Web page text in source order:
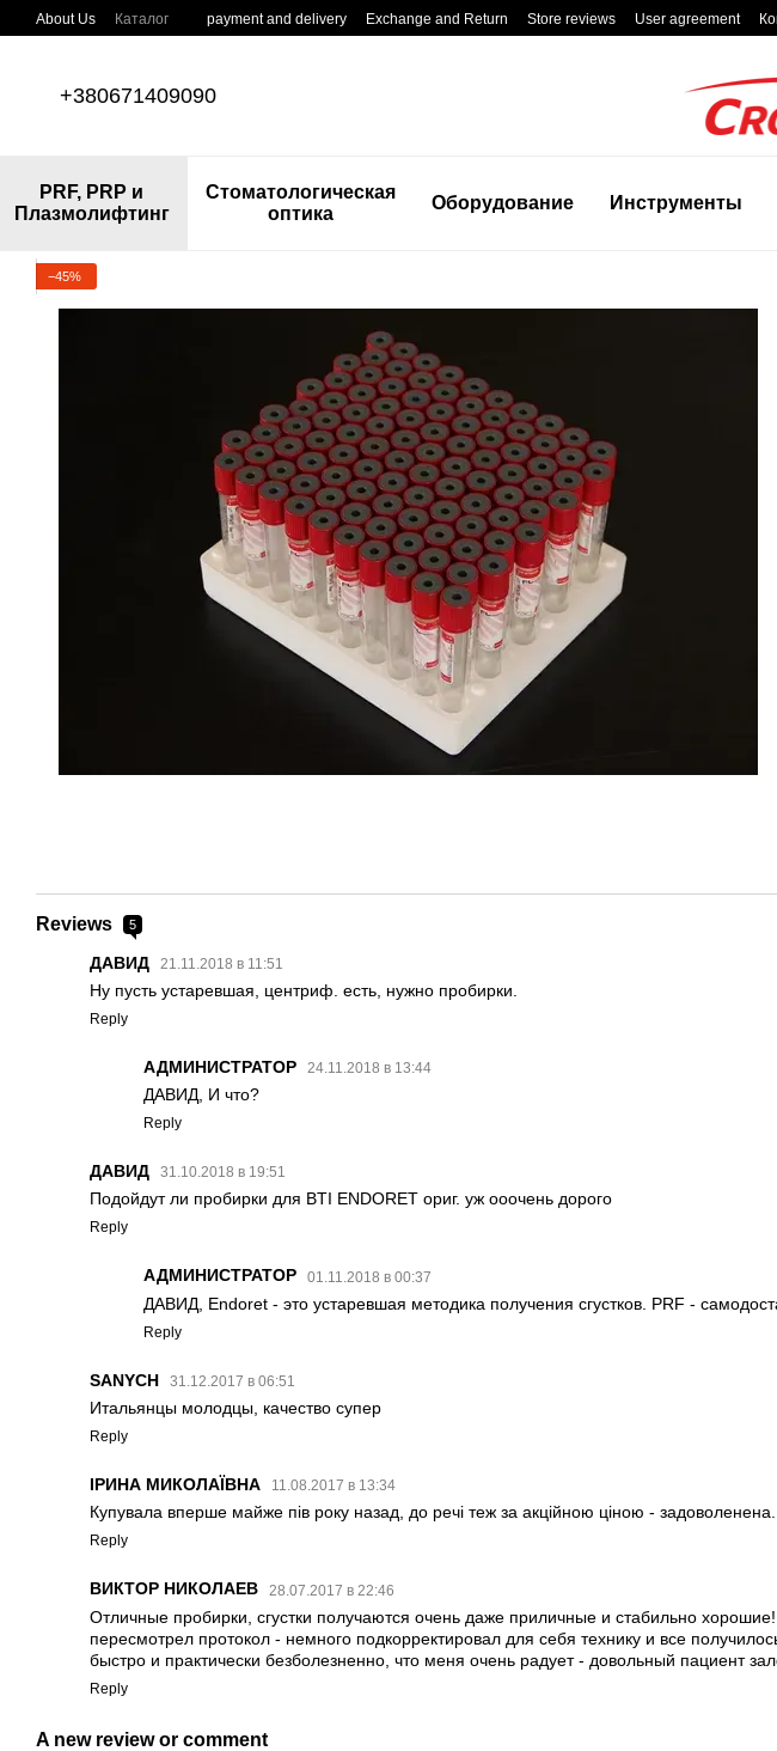
Skip to main content
About Us Каталог payment and delivery Exchange and Return Store reviews User agreement
+380671409090
PRF, PRP и
Плазмолифтинг
Стоматологическая
оптика
Оборудование Инструменты
−45%
Reviews 5
ДАВИД 21.11.2018 в 11:51
Ну пусть устаревшая, центриф. есть, нужно пробирки.
Reply
АДМИНИСТРАТОР 24.11.2018 в 13:44
ДАВИД, И что?
Reply
ДАВИД 31.10.2018 в 19:51
Подойдут ли пробирки для BTI ENDORET ориг. уж ооочень дорого
Reply
АДМИНИСТРАТОР 01.11.2018 в 00:37
ДАВИД, Endoret - это устаревшая методика получения сгустков. PRF -
Reply
SANYCH 31.12.2017 в 06:51
Итальянцы молодцы, качество супер
Reply
ІРИНА МИКОЛАЇВНА 11.08.2017 в 13:34
Купувала вперше майже пів року назад, до речі теж за акційною ціною -
Reply
ВИКТОР НИКОЛАЕВ 28.07.2017 в 22:46
Отличные пробирки, сгустки получаются очень даже приличные и стабильно
пересмотрел протокол - немного подкорректировал для себя технику и все
быстро и практически безболезненно, что меня очень радует - довольный пациент
Reply
A new review or comment